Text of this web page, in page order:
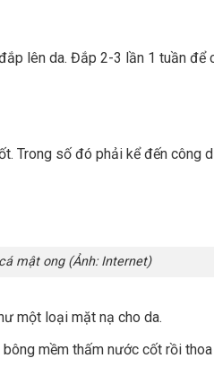
lên da. Đắp 2-3 lần 1 tuần để
Trong số đó phải kể đến công
(Ảnh: Internet)
một loại mặt nạ cho da.
mềm thấm nước cốt rồi